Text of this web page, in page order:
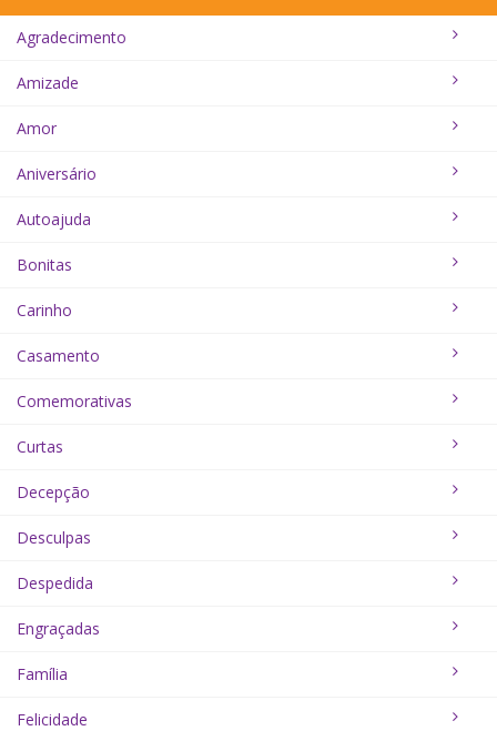
Agradecimento
Amizade
Amor
Aniversário
Autoajuda
Bonitas
Carinho
Casamento
Comemorativas
Curtas
Decepção
Desculpas
Despedida
Engraçadas
Família
Felicidade